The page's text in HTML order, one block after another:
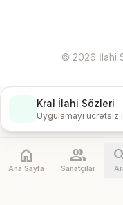
© 2026 İlahi
Kral İlahi Sözleri
Uygulamayı ücretsiz
home
Ana Sayfa
people
Sanatçılar